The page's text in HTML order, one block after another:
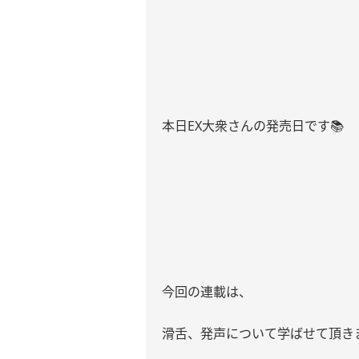
本日EX大衆さんの発売日です📚
今回の連載は、
滑舌、発声について学ばせて頂き